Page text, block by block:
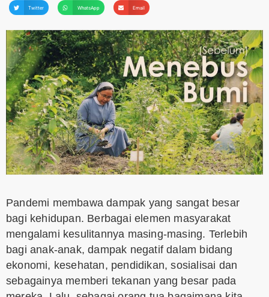
Twitter WhatsApp Email
Pandemi membawa dampak yang sangat besar
bagi kehidupan. Berbagai elemen masyarakat
mengalami kesulitannya masing-masing. Terlebih
bagi anak-anak, dampak negatif dalam bidang
ekonomi, kesehatan, pendidikan, sosialisai dan
sebagainya memberi tekanan yang besar pada